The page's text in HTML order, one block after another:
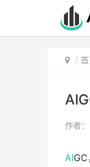
作者
AIGC